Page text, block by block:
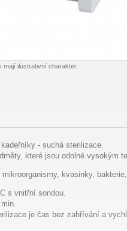
mají ilustrativní charakter.
- suchá sterilizace.
které jsou odolné vysokým
mikroorganismy, kvasinky,
s vnitřní sondou.
je čas bez zahřívání a